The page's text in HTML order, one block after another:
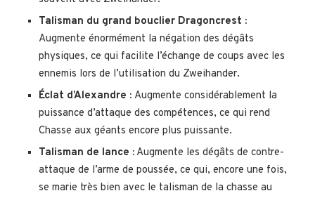
Talisman du grand bouclier Dragoncrest :
Augmente énormément la négation des dégâts
physiques, ce qui facilite l’échange de coups avec les
ennemis lors de l’utilisation du Zweihander.
Éclat d’Alexandre : Augmente considérablement la
puissance d’attaque des compétences, ce qui rend
Chasse aux géants encore plus puissante.
Talisman de lance : Augmente les dégâts de contre-
attaque de l’arme de poussée, ce qui, encore une fois,
se marie très bien avec le talisman de la chasse au